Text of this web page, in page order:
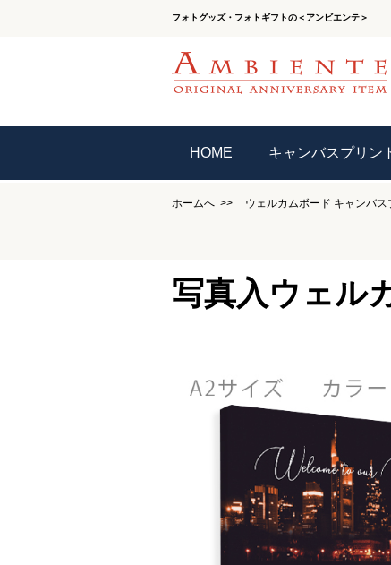
フォトグッズ・フォトギフトの＜アンビエンテ＞
HOME キャンバスプリン
ホームへ ウェルカムボード キャンバス
写真入ウェル